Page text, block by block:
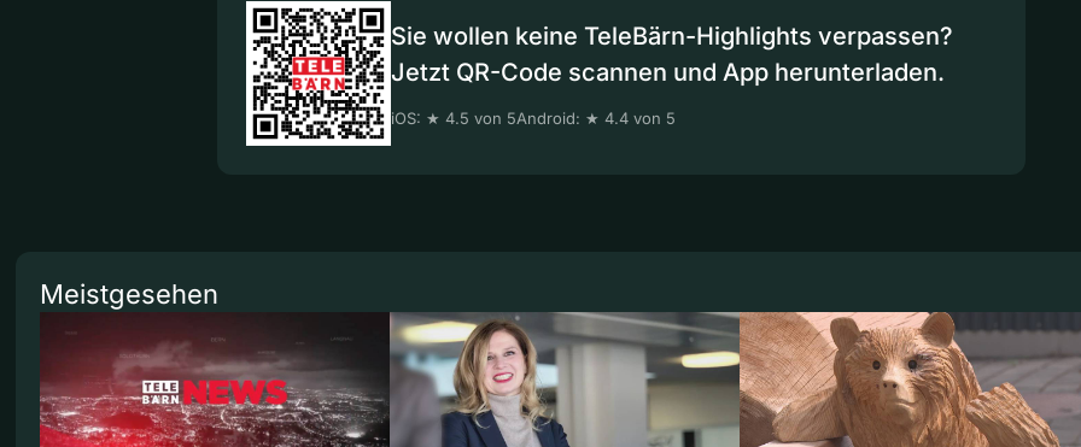
Sie wollen keine TeleBärn-Highlights verpassen?
Jetzt QR-Code scannen und App herunterladen.
iOS: ★ 4.5 von 5Android: ★ 4.4 von 5
Meistgesehen